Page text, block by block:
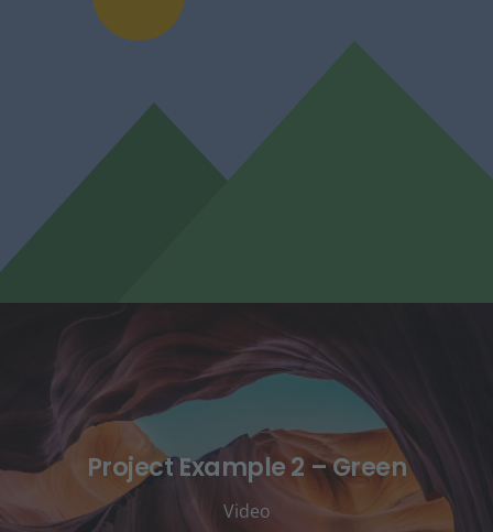
Project Example 2 – Green
Video